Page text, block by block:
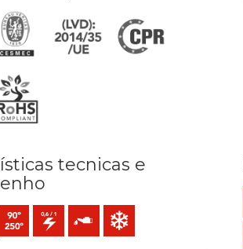
tecnicas e
flexível cableado (classe 5) mm2
Temperatura máx. serviço: 90ºC / 250ºC
0,6/1 (1,2) kV C.AResistência ao óleo
Resistência ao frio